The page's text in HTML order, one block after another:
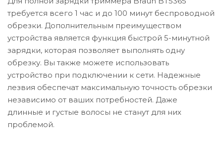
требуется всего 1 час и до 100 минут беспроводной
обрезки. Дополнительным преимуществом
устройства является функция быстрой 5-минутной
зарядки, которая позволяет выполнять одну
обрезку. Вы также можете использовать
устройство при подключении к сети. Надежные
лезвия обеспечат максимальную точность обрезки
независимо от ваших потребностей. Даже
длинные и густые волосы не станут для них
проблемой.